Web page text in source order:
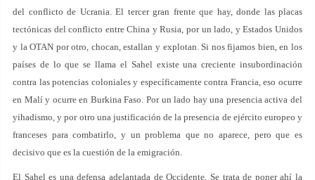
del conflicto de Ucrania. El tercer gran frente que hay, donde las placas
tectónicas del conflicto entre China y Rusia, por un lado, y Estados Unidos
y la OTAN por otro, chocan, estallan y explotan. Si nos fijamos bien, en los
países de lo que se llama el Sahel existe una creciente insubordinación
contra las potencias coloniales y específicamente contra Francia, eso ocurre
en Malí y ocurre en Burkina Faso. Por un lado hay una presencia activa del
yihadismo, y por otro una justificación de la presencia de ejército europeo y
franceses para combatirlo, y un problema que no aparece, pero que es
decisivo que es la cuestión de la emigración.
El Sahel es una defensa adelantada de Occidente. Se trata de poner ahí la